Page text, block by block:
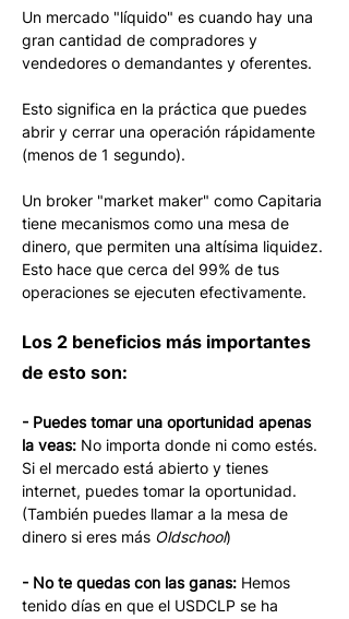
Un mercado "líquido" es cuando hay una
gran cantidad de compradores y
vendedores o demandantes y oferentes.
Esto significa en la práctica que puedes
abrir y cerrar una operación rápidamente
(menos de 1 segundo).
Un broker "market maker" como Capitaria
tiene mecanismos como una mesa de
dinero, que permiten una altísima liquidez.
Esto hace que cerca del 99% de tus
operaciones se ejecuten efectivamente.
Los 2 beneficios más importantes
de esto son:
- Puedes tomar una oportunidad apenas
la veas: No importa donde ni como estés.
Si el mercado está abierto y tienes
internet, puedes tomar la oportunidad.
(También puedes llamar a la mesa de
dinero si eres más Oldschool)
- No te quedas con las ganas: Hemos
tenido días en que el USDCLP se ha